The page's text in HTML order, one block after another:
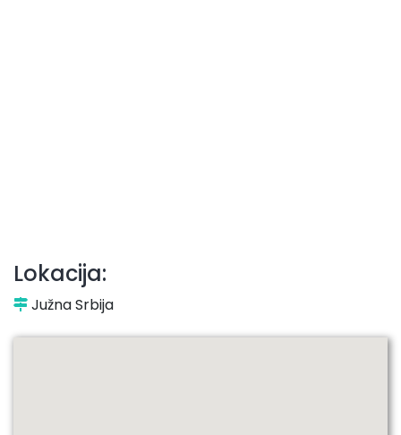
Lokacija:
Južna Srbija